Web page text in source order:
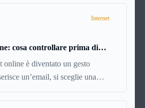
Internet
cosa controllare prima di
servizi in tempo reale
online è diventato un gesto
un’email, si sceglie una
una serie di condizioni senza
avviene in pochi minuti,